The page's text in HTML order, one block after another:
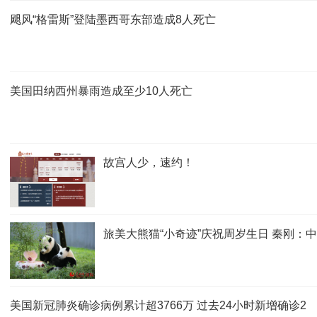
飓风“格雷斯”登陆墨西哥东部造成8人死亡
美国田纳西州暴雨造成至少10人死亡
故宫人少，速约！
旅美大熊猫“小奇迹”庆祝周岁生日 秦刚：
美国新冠肺炎确诊病例累计超3766万 过去24小时新增确诊2